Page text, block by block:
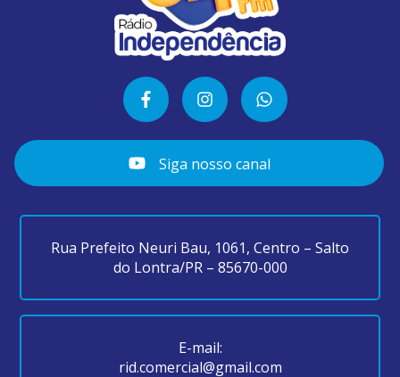
Siga nosso canal
Rua Prefeito Neuri Bau, 1061, Centro – Salto
do Lontra/PR – 85670-000
E-mail:
rid.comercial@gmail.com